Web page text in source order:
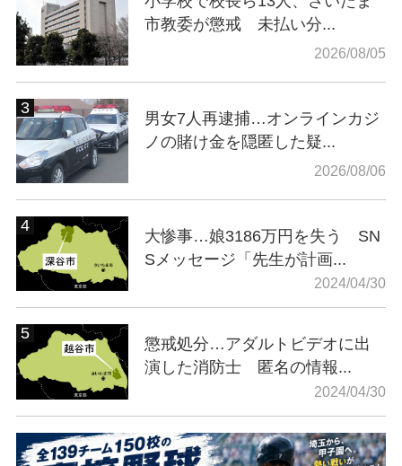
市教委が懲戒 未払い分...
2026/08/05
男女7人再逮捕…オンラインカジ
ノの賭け金を隠匿した疑...
2026/08/06
大惨事…娘3186万円を失う SN
Sメッセージ「先生が計画...
2024/04/30
懲戒処分…アダルトビデオに出
演した消防士 匿名の情報...
2024/04/30